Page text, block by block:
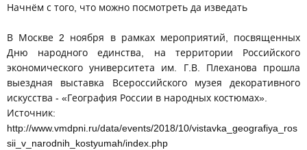
Начнём с того, что можно посмотреть да изведать
В Москве 2 ноября в рамках мероприятий, посвященных
Дню народного единства, на территории Российского
экономического университета им. Г.В. Плеханова прошла
выездная выставка Всероссийского музея декоративного
искусства - «География России в народных костюмах».
Источник:
http://www.vmdpni.ru/data/events/2018/10/vistavka_geografiya_ros
sii_v_narodnih_kostyumah/index.php